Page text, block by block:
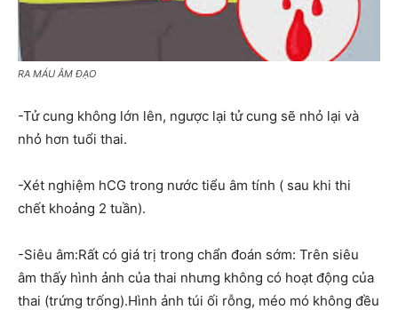
RA MÁU ÂM ĐẠO
-Tử cung không lớn lên, ngược lại tử cung sẽ nhỏ lại và
nhỏ hơn tuổi thai.
-Xét nghiệm hCG trong nước tiểu âm tính ( sau khi thi
chết khoảng 2 tuần).
-Siêu âm:Rất có giá trị trong chẩn đoán sớm: Trên siêu
âm thấy hình ảnh của thai nhưng không có hoạt động của
thai (trứng trống).Hình ảnh túi ối rỗng, méo mó không đều